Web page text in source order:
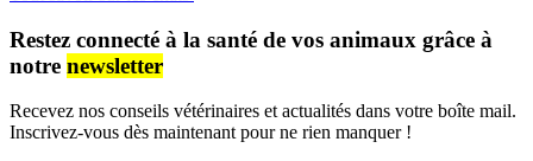
Restez connecté à la santé de vos animaux grâce à
notre newsletter
Recevez nos conseils vétérinaires et actualités dans votre boîte mail.
Inscrivez-vous dès maintenant pour ne rien manquer !